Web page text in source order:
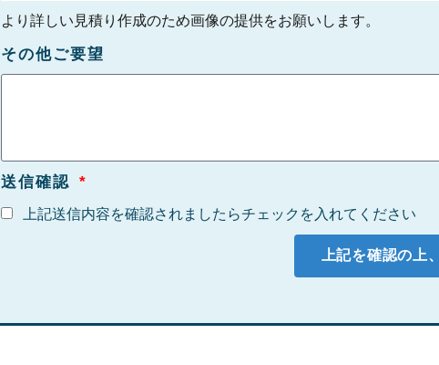
より詳しい見積り作成のため画像の提供をお願いします。
その他ご要望
送信確認
上記送信内容を確認されましたらチェックを入れてください
上記を確認の上